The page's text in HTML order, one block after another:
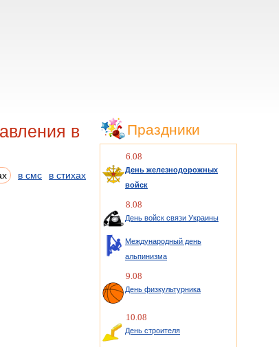
в
в смс в стихах
Праздники
6.08
День железнодорожных
войск
8.08
День войск связи Украины
Международный день
альпинизма
9.08
День физкультурника
10.08
День строителя